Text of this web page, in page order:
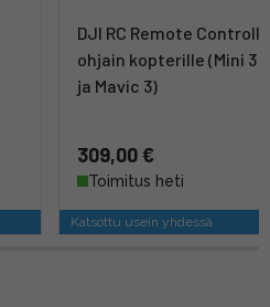
DJI RC Remote
ohjain kopterille (Mini 3
ja Mavic 3)
309,00 €
Toimitus heti
Katsottu usein yhdessä